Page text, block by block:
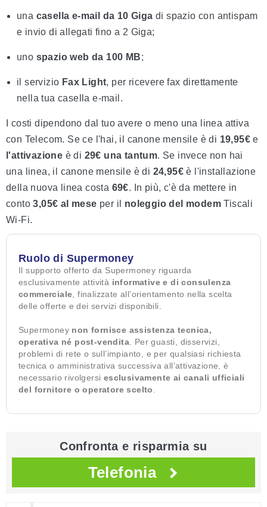
una casella e-mail da 10 Giga di spazio con antispam
e invio di allegati fino a 2 Giga;
uno spazio web da 100 MB;
il servizio Fax Light, per ricevere fax direttamente
nella tua casella e-mail.
I costi dipendono dal tuo avere o meno una linea attiva
con Telecom. Se ce l'hai, il canone mensile è di 19,95€ e
l'attivazione è di 29€ una tantum. Se invece non hai
una linea, il canone mensile è di 24,95€ è l'installazione
della nuova linea costa 69€. In più, c'è da mettere in
conto3,05€ al mese per il noleggio del modem Tiscali
Wi-Fi.
Ruolo di Supermoney
Il supporto offerto da Supermoney riguarda
esclusivamente attività informative e di consulenza
commerciale, finalizzate all’orientamento nella scelta
delle offerte e dei servizi disponibili.
Supermoney non fornisce assistenza tecnica,
operativa né post-vendita. Per guasti, disservizi,
problemi di rete o sull’impianto, e per qualsiasi richiesta
tecnica o amministrativa successiva all’attivazione, è
necessario rivolgersi esclusivamente ai canali ufficiali
del fornitore o operatore scelto.
Confronta e risparmia su
Telefonia